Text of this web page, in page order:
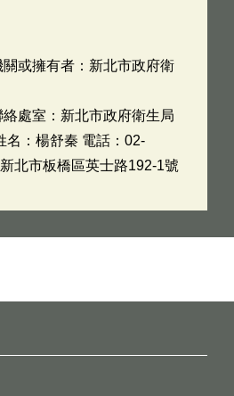
或擁有者：新北市政府衛
處室：新北市政府衛生局
名：楊舒秦 電話：02-
北市板橋區英士路192-1號